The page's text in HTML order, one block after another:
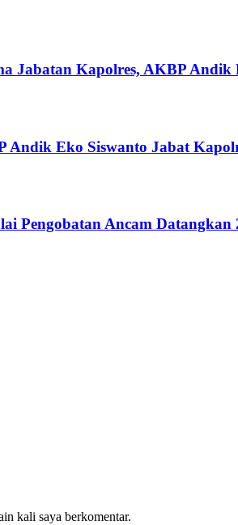
Jabatan Kapolres, AKBP Andik
Andik Eko Siswanto Jabat
Pengobatan Ancam
kali saya berkomentar.